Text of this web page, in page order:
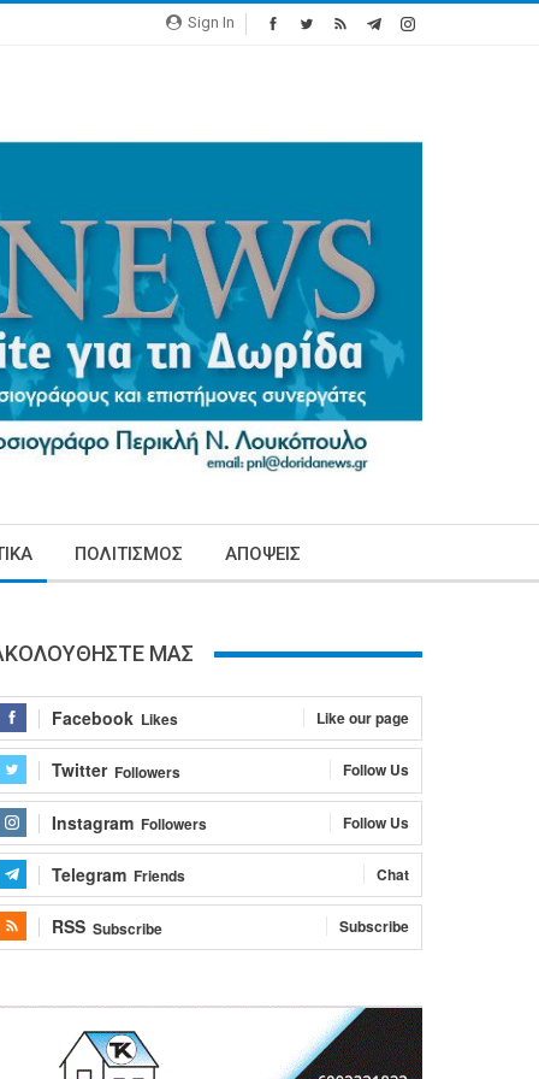
Sign In
ΠΟΛΙΤΙΣΜΟΣ ΑΠΟΨΕΙΣ
ΜΑΣ
Facebook Likes Like our page
Twitter Followers Follow Us
Instagram Followers Follow Us
Telegram Friends Chat
RSS Subscribe Subscribe